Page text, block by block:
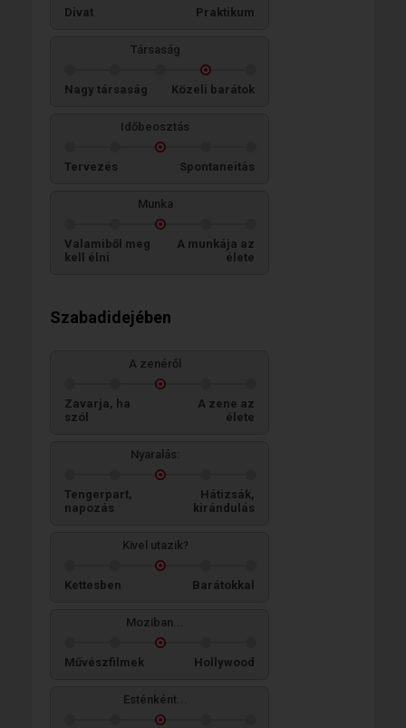
Divat Praktikum
Társaság
Nagy társaság Közeli barátok
Időbeosztás
Tervezés Spontaneitás
Munka
Valamiből meg
kell élni
A munkája az
élete
Szabadidejében
A zenéről
Zavarja, ha
szól
A zene az
élete
Nyaralás:
Tengerpart,
napozás
Hátizsák,
kirándulás
Kivel utazik?
Kettesben Barátokkal
Moziban...
Művészfilmek Hollywood
Esténként...